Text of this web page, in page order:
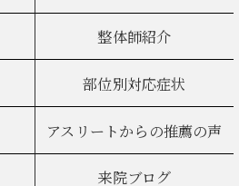
整体師紹介
部位別対応症状
アスリートからの推薦の声
来院ブログ